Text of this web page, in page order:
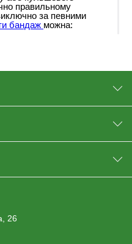
правильному
за певними
бандаж можна:
переломах;
травм;
фізичних
завжди великий
та під різні запити.
періоду реабілітації
суглоб
26